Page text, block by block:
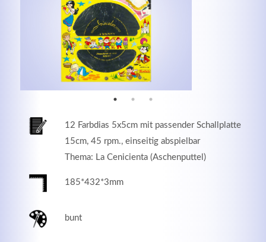
12 Farbdias 5x5cm mit passender Schallplatte
15cm, 45 rpm., einseitig abspielbar
Thema: La Cenicienta (Aschenputtel)
185*432*3mm
bunt
MEHR INFOS
Good Service
elit. Aenean commodo ligula eget dolor.